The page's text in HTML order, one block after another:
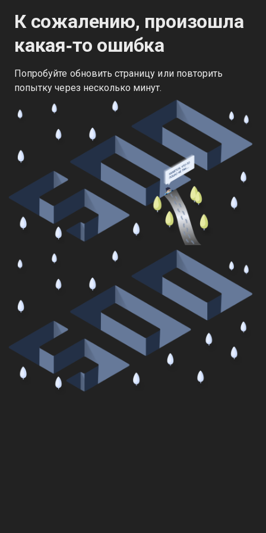
К сожалению, произошла
какая‑то ошибка
Попробуйте обновить страницу или повторить
попытку через несколько минут.